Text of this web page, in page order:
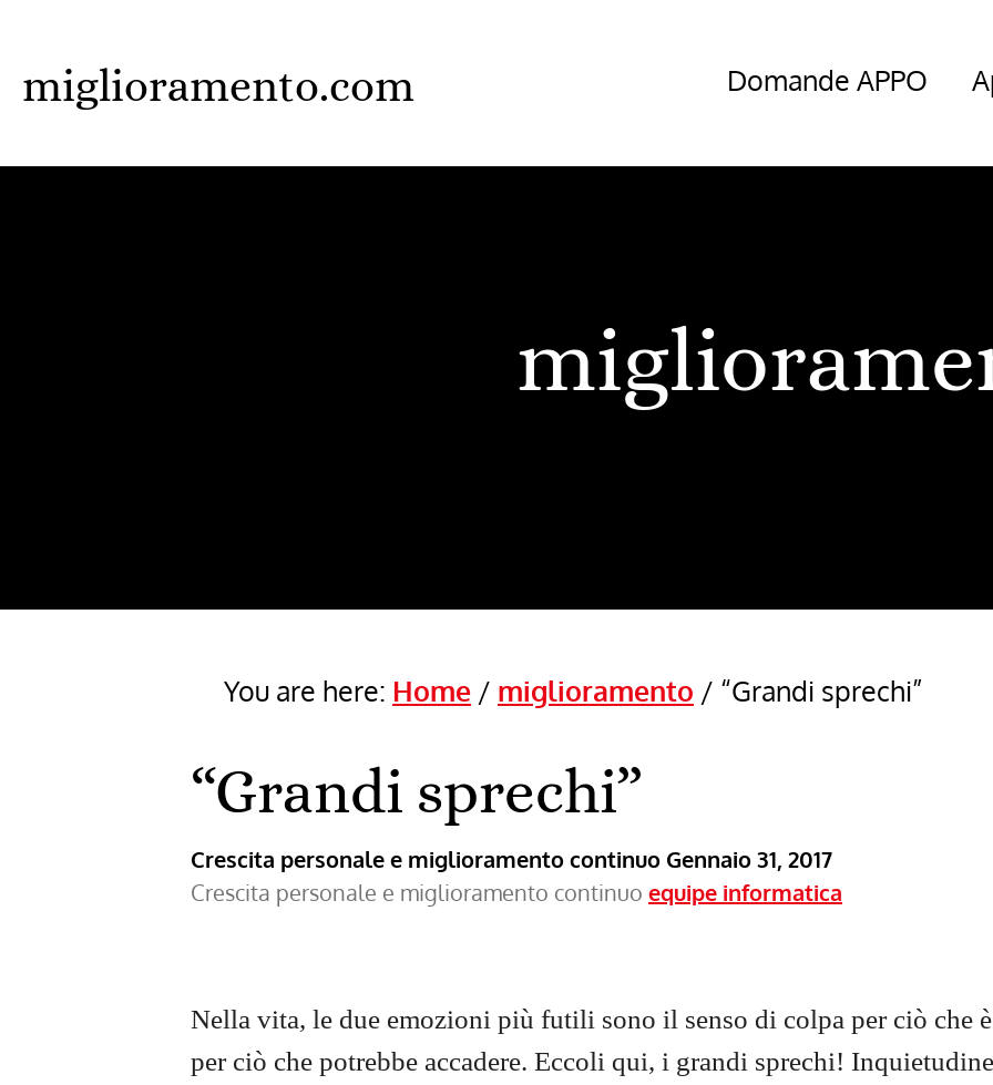
main
miglioramento.com Domande APPO
You are here: Home / miglioramento / “Grandi sprechi”
“Grandi sprechi”
Crescita personale e miglioramento continuo Gennaio 31, 2017
Crescita personale e miglioramento continuo equipe informatica
Nella vita, le due emozioni più futili sono il senso di colpa per ciò che
per ciò che potrebbe accadere. Eccoli qui, i grandi sprechi!